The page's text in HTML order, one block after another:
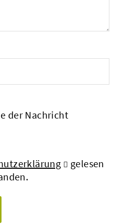
der Nachricht
gelesen